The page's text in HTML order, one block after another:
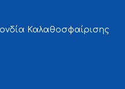
Καλαθοσφαίρισης